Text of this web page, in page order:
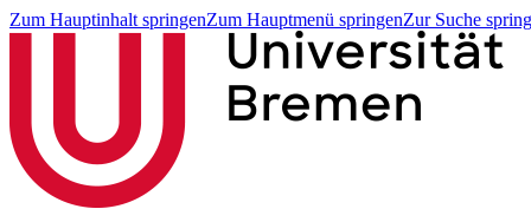
Zum Hauptinhalt springenZum Hauptmenü springenZur Suche